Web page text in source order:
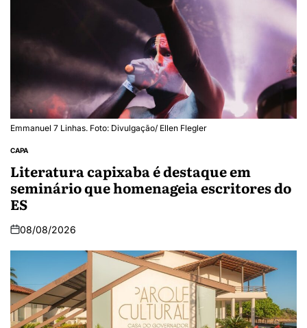
Emmanuel 7 Linhas. Foto: Divulgação/ Ellen Flegler
CAPA
Literatura capixaba é destaque em
seminário que homenageia escritores do
ES
08/08/2026